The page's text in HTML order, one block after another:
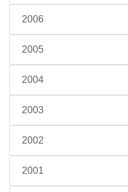
2006
2005
2004
2003
2002
2001